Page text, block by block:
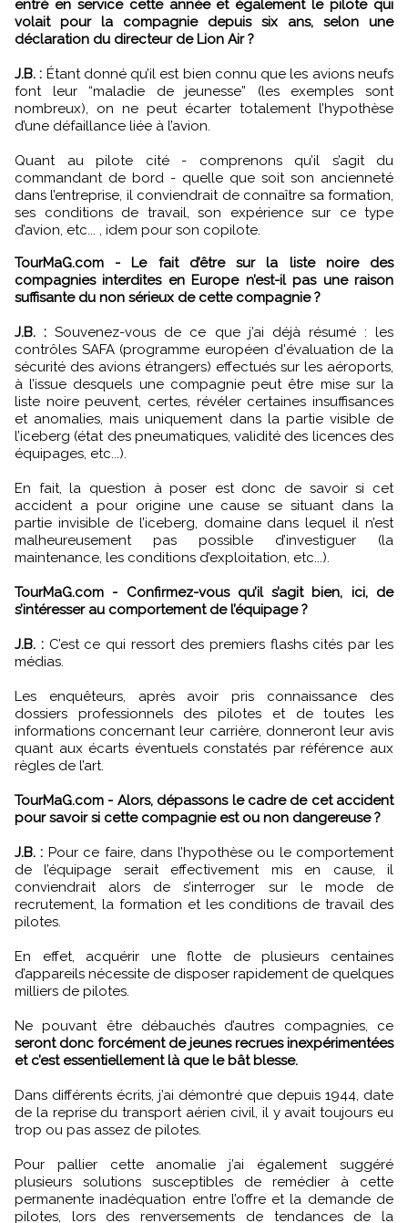
entré en service cette année et également le pilote qui
volait pour la compagnie depuis six ans, selon une
déclaration du directeur de Lion Air ?
J.B. : Étant donné qu’il est bien connu que les avions neufs
font leur “maladie de jeunesse” (les exemples sont
nombreux), on ne peut écarter totalement l’hypothèse
d’une défaillance liée à l’avion.
Quant au pilote cité - comprenons qu’il s’agit du
commandant de bord - quelle que soit son ancienneté
dans l’entreprise, il conviendrait de connaître sa formation,
ses conditions de travail, son expérience sur ce type
d’avion, etc... , idem pour son copilote.
TourMaG.com - Le fait d’être sur la liste noire des
compagnies interdites en Europe n’est-il pas une raison
suffisante du non sérieux de cette compagnie ?
J.B. : Souvenez-vous de ce que j’ai déjà résumé : les
contrôles SAFA (programme européen d'évaluation de la
sécurité des avions étrangers) effectués sur les aéroports,
à l’issue desquels une compagnie peut être mise sur la
liste noire peuvent, certes, révéler certaines insuffisances
et anomalies, mais uniquement dans la partie visible de
l’iceberg (état des pneumatiques, validité des licences des
équipages, etc...).
En fait, la question à poser est donc de savoir si cet
accident a pour origine une cause se situant dans la
partie invisible de l’iceberg, domaine dans lequel il n’est
malheureusement pas possible d’investiguer (la
maintenance, les conditions d’exploitation, etc...).
TourMaG.com - Confirmez-vous qu’il s’agit bien, ici, de
s’intéresser au comportement de l’équipage ?
J.B. :C’est ce qui ressort des premiers flashs cités par les
médias.
Les enquêteurs, après avoir pris connaissance des
dossiers professionnels des pilotes et de toutes les
informations concernant leur carrière, donneront leur avis
quant aux écarts éventuels constatés par référence aux
règles de l’art.
TourMaG.com - Alors, dépassons le cadre de cet accident
pour savoir si cette compagnie est ou non dangereuse ?
J.B. : Pour ce faire, dans l’hypothèse ou le comportement
de l’équipage serait effectivement mis en cause, il
conviendrait alors de s’interroger sur le mode de
recrutement, la formation et les conditions de travail des
pilotes.
En effet, acquérir une flotte de plusieurs centaines
d’appareils nécessite de disposer rapidement de quelques
milliers de pilotes.
Ne pouvant être débauchés d’autres compagnies, ce
seront donc forcément de jeunes recrues inexpérimentées
et c’est essentiellement là que le bât blesse.
Dans différents écrits, j’ai démontré que depuis 1944, date
de la reprise du transport aérien civil, il y avait toujours eu
trop ou pas assez de pilotes.
Pour pallier cette anomalie j’ai également suggéré
plusieurs solutions susceptibles de remédier à cette
permanente inadéquation entre l’offre et la demande de
pilotes, lors des renversements de tendances de la